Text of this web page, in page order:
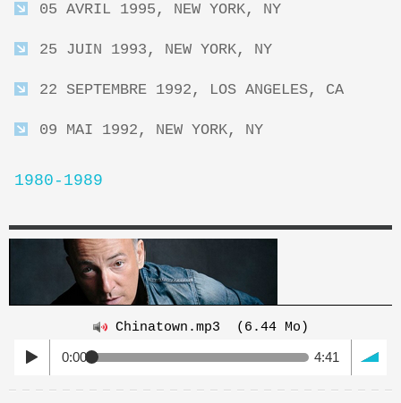
05 AVRIL 1995, NEW YORK, NY
25 JUIN 1993, NEW YORK, NY
22 SEPTEMBRE 1992, LOS ANGELES, CA
09 MAI 1992, NEW YORK, NY
1980-1989
Chinatown.mp3
(6.44 Mo)
0:00
4:41